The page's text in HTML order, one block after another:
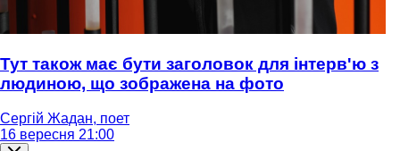
Тут також має бути заголовок для інтерв'ю з
людиною, що зображена на фото
Сергій Жадан, поет
16 вересня 21:00